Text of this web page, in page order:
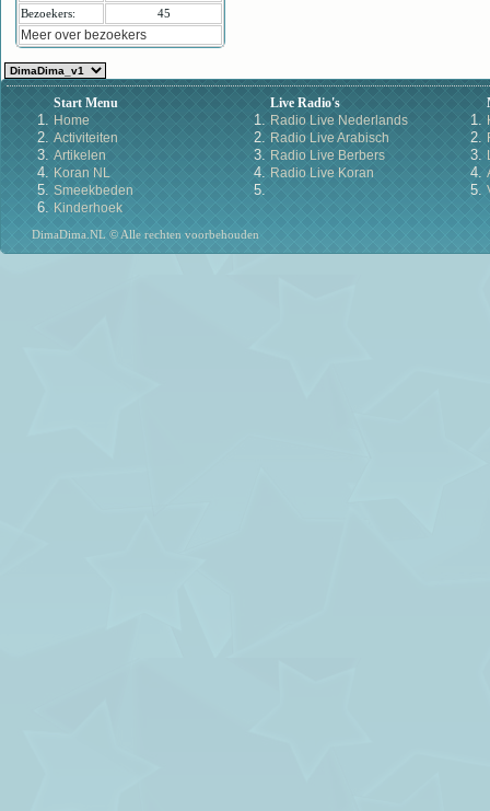
Bezoekers:
45
Meer over bezoekers
Start Menu
Home
Activiteiten
Artikelen
Koran NL
Smeekbeden
Kinderhoek
Live Radio's
Radio Live Nederlands
Radio Live Arabisch
Radio Live Berbers
Radio Live Koran
DimaDima.NL © Alle rechten voorbehouden